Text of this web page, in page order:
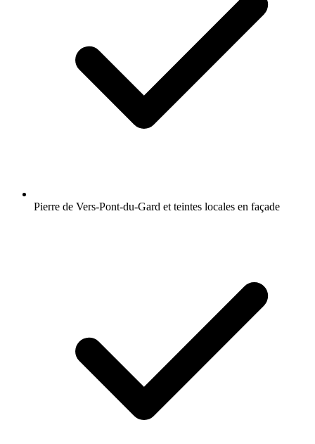
Pierre de Vers-Pont-du-Gard et teintes locales en façade